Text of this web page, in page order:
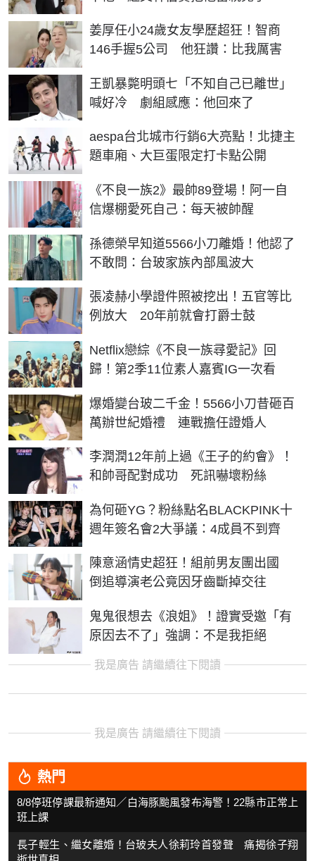
姜厚任小24歲女友學歷超狂！智商
146手握5公司 他狂讚：比我厲害
王凱暴斃明頭七「不知自己已離世」
喊好冷 劇組感應：他回來了
aespa台北城市行銷6大亮點！北捷主
題車廂、大巨蛋限定打卡點公開
《不良一族2》最帥89登場！阿一自
信爆棚愛死自己：每天被帥醒
孫德榮早知道5566小刀離婚！他認了
不敢問：台玻家族內部風波大
張凌赫小學證件照被挖出！五官等比
例放大 20年前就會打爵士鼓
Netflix戀綜《不良一族尋愛記》回
歸！第2季11位素人嘉賓IG一次看
爆婚變台玻二千金！5566小刀昔砸百
萬辦世紀婚禮 連戰擔任證婚人
李潤潤12年前上過《王子的約會》！
和帥哥配對成功 死訊嚇壞粉絲
為何砸YG？粉絲點名BLACKPINK十
週年簽名會2大爭議：4成員不到齊
陳意涵情史超狂！組前男友團出國
倒追導演老公竟因牙齒斷掉交往
鬼鬼很想去《浪姐》！證實受邀「有
原因去不了」強調：不是我拒絕
我是廣告 請繼續往下閱讀
我是廣告 請繼續往下閱讀
熱門
8/8停班停課最新通知／白海豚颱風發布海警！22縣市正常上
班上課
長子輕生、繼女離婚！台玻夫人徐莉玲首發聲 痛揭徐子翔